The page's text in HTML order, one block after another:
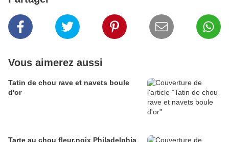
Vous aimerez aussi
Tatin de chou rave et navets boule
d'or
Tarte au chou fleur,noix Philadelphia